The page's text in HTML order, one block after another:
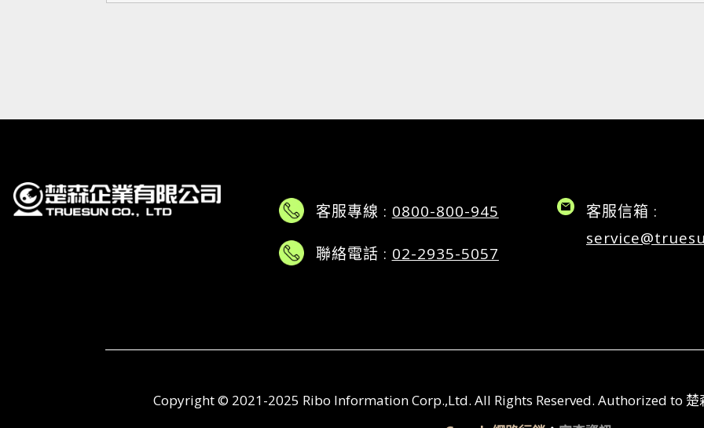
客服專線 : 0800-800-945
聯絡電話 : 02-2935-5057
客服信箱 :
Copyright © 2021-2025 Ribo Information Corp.,Ltd. All Rights Reserved. Authorized to 楚